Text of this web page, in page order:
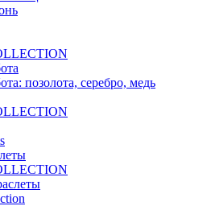
позолота, серебро, медь